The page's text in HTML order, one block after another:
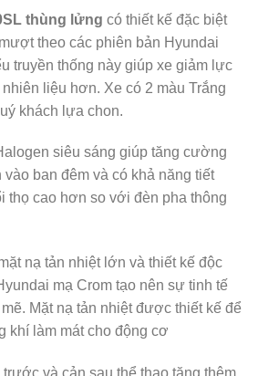
thùng lửng có thiết kế đặc biệt
theo các phiên bản Hyundai
truyền thống này giúp xe giảm lực
liệu hơn. Xe có 2 màu Trắng
khách lựa chon.
siêu sáng giúp tăng cường
ban đêm và có khả năng tiết
thọ cao hơn so với đèn pha thông
nạ tản nhiệt lớn và thiết kế độc
mạ Crom tạo nên sự tinh tế
Mặt nạ tản nhiệt được thiết kế để
khí làm mát cho động cơ
và cản sau thể thao tăng thêm